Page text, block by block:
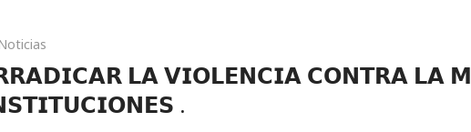
𝗟𝗔 𝗩𝗜𝗢𝗟𝗘𝗡𝗖𝗜𝗔 𝗖𝗢𝗡𝗧𝗥𝗔 𝗟𝗔
.